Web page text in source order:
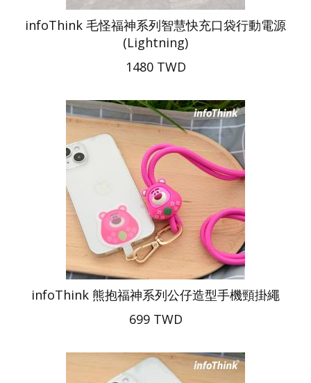
infoThink 毛怪福神系列智慧快充口袋行動電源
(Lightning)
1480 TWD
infoThink 熊抱福神系列公仔造型手機頸掛繩
699 TWD